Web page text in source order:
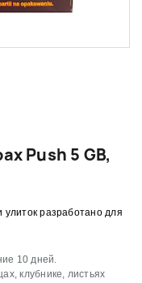
Push 5 GB,
разработано для
10 дней.
клубнике, листьях